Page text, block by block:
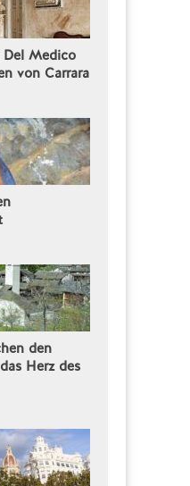
Del Medico
von Carrara
den
Herz des